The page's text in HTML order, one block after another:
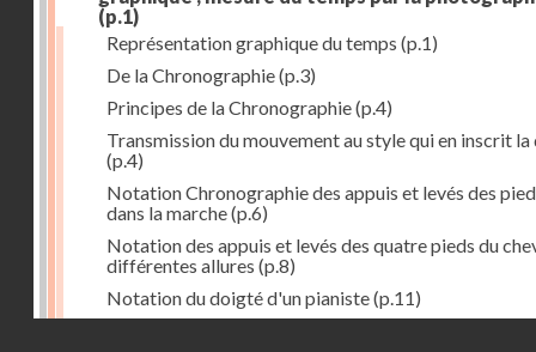
(p.1)
Représentation graphique du temps (p.1)
De la Chronographie(p.3)
Principes de la Chronographie(p.4)
Transmission du mouvement au style qui en inscrit la
(p.4)
Notation Chronographie des appuis et levés des
dans la marche(p.6)
Notation des appuis et levés des quatre pieds du
différentes allures (p.8)
Notation du doigté d'un pianiste(p.11)